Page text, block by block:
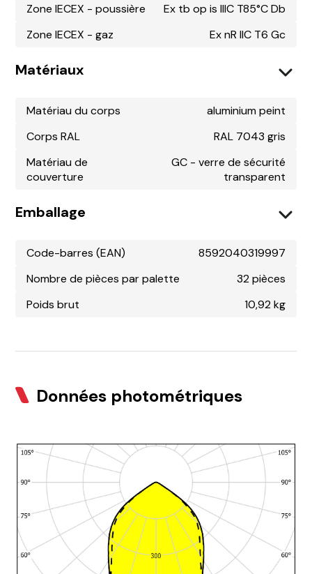
Zone IECEX - poussière
Ex tb op is IIIC T85°C Db
Zone IECEX - gaz
Ex nR IIC T6 Gc
Matériaux
Matériau du corps
aluminium peint
Corps RAL
RAL 7043 gris
Matériau de
couverture
GC - verre de sécurité
transparent
Emballage
Code-barres (EAN)
8592040319997
Nombre de pièces par palette
32 pièces
Poids brut
10,92 kg
Données photométriques